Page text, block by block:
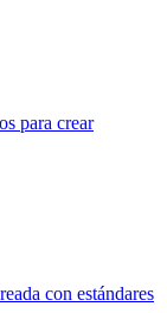
para crear
con estándares